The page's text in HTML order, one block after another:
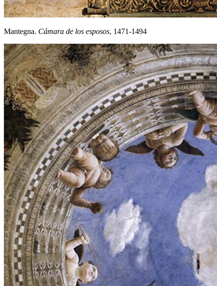
Mantegna. Cámara de los esposos, 1471-1494